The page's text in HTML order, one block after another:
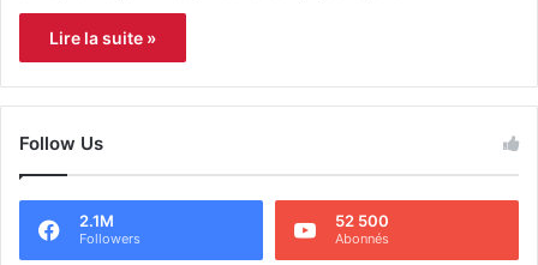
Lire la suite »
Follow Us
2.1M
Followers
52 500
Abonnés